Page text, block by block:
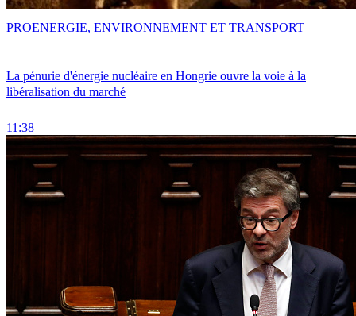
La pénurie d'énergie nucléaire en Hongrie ouvre la voie à la
libéralisation du marché
11:38
PROENERGIE, ENVIRONNEMENT ET TRANSPORT